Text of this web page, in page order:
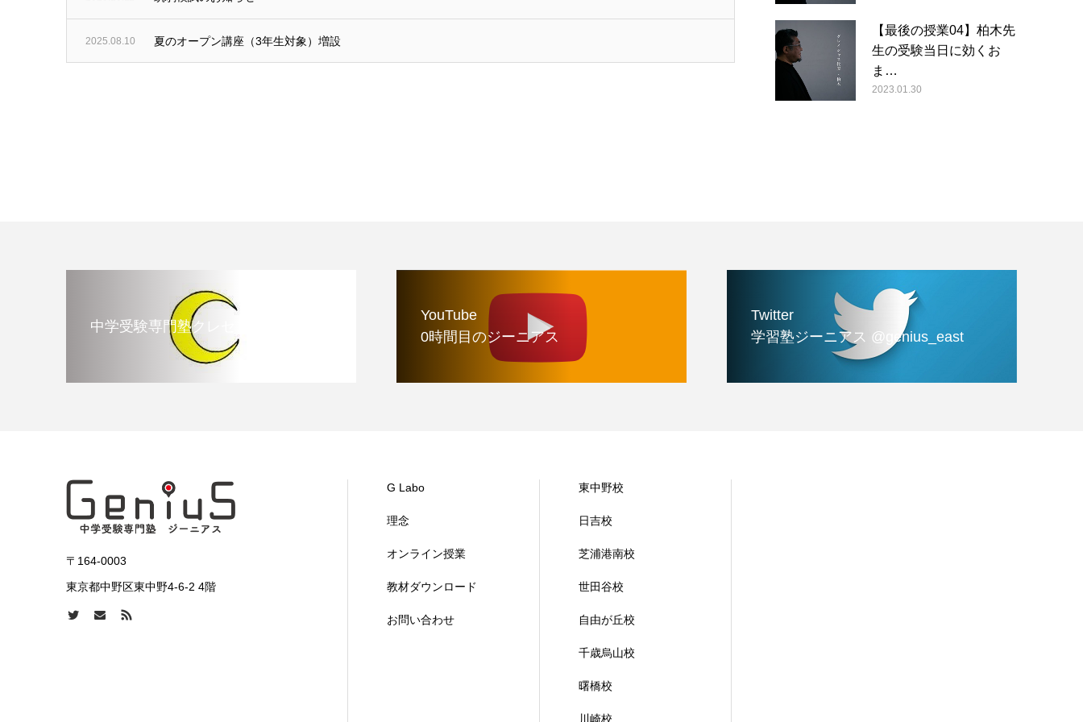
2025.08.10 夏のオープン講座（3年生対象）増設
【最後の授業04】柏木先
生の受験当日に効くお
ま…
2023.01.30
中学受験専門塾クレセント
YouTube
0時間目のジーニアス
Twitter
学習塾ジーニアス @genius_east
〒164-0003
東京都中野区東中野4-6-2 4階
G Labo
理念
オンライン授業
教材ダウンロード
お問い合わせ
東中野校
日吉校
芝浦港南校
世田谷校
自由が丘校
千歳烏山校
曙橋校
川崎校